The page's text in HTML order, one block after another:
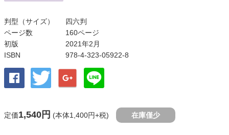
判型（サイズ）
四六判
ページ数
160ページ
初版
2021年2月
ISBN
978-4-323-05922-8
定価1,540円 (本体1,400円+税) 在庫僅少